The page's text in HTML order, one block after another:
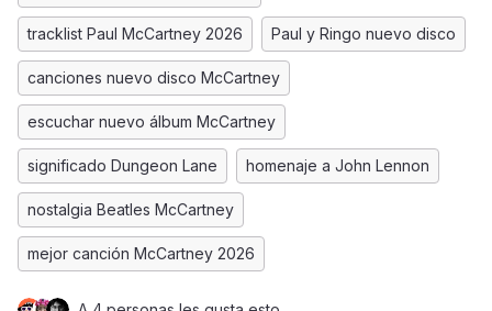
tracklist Paul McCartney 2026 Paul y Ringo nuevo disco
canciones nuevo disco McCartney
escuchar nuevo álbum McCartney
significado Dungeon Lane homenaje a John Lennon
nostalgia Beatles McCartney
mejor canción McCartney 2026